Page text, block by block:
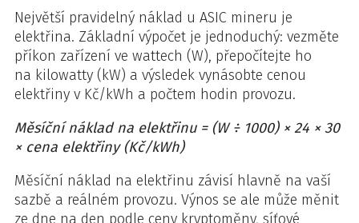
Největší pravidelný náklad u ASIC mineru je
elektřina. Základní výpočet je jednoduchý: vezměte
příkon zařízení ve wattech (W), přepočítejte ho
na kilowatty (kW) a výsledek vynásobte cenou
elektřiny v Kč/kWh a počtem hodin provozu.
Měsíční náklad na elektřinu = (W ÷ 1000) × 24 × 30
× cena elektřiny (Kč/kWh)
Měsíční náklad na elektřinu závisí hlavně na vaší
sazbě a reálném provozu. Výnos se ale může měnit
ze dne na den podle ceny kryptoměny, síťové